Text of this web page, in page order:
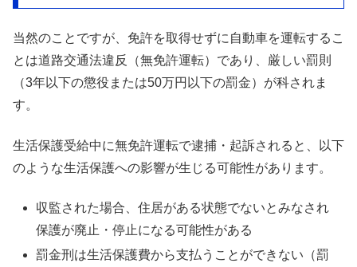
当然のことですが、免許を取得せずに自動車を運転するこ
とは道路交通法違反（無免許運転）であり、厳しい罰則
（3年以下の懲役または50万円以下の罰金）が科されま
す。
生活保護受給中に無免許運転で逮捕・起訴されると、以下
のような生活保護への影響が生じる可能性があります。
収監された場合、住居がある状態でないとみなされ
保護が廃止・停止になる可能性がある
罰金刑は生活保護費から支払うことができない（罰